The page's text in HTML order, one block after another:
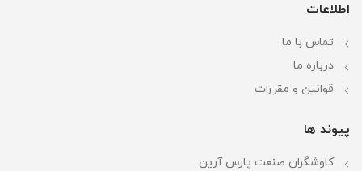
اطلاعات
تماس با ما
درباره ما
قوانین و مقررات
پیوند ها
کاوشگران صنعت پارس آرین